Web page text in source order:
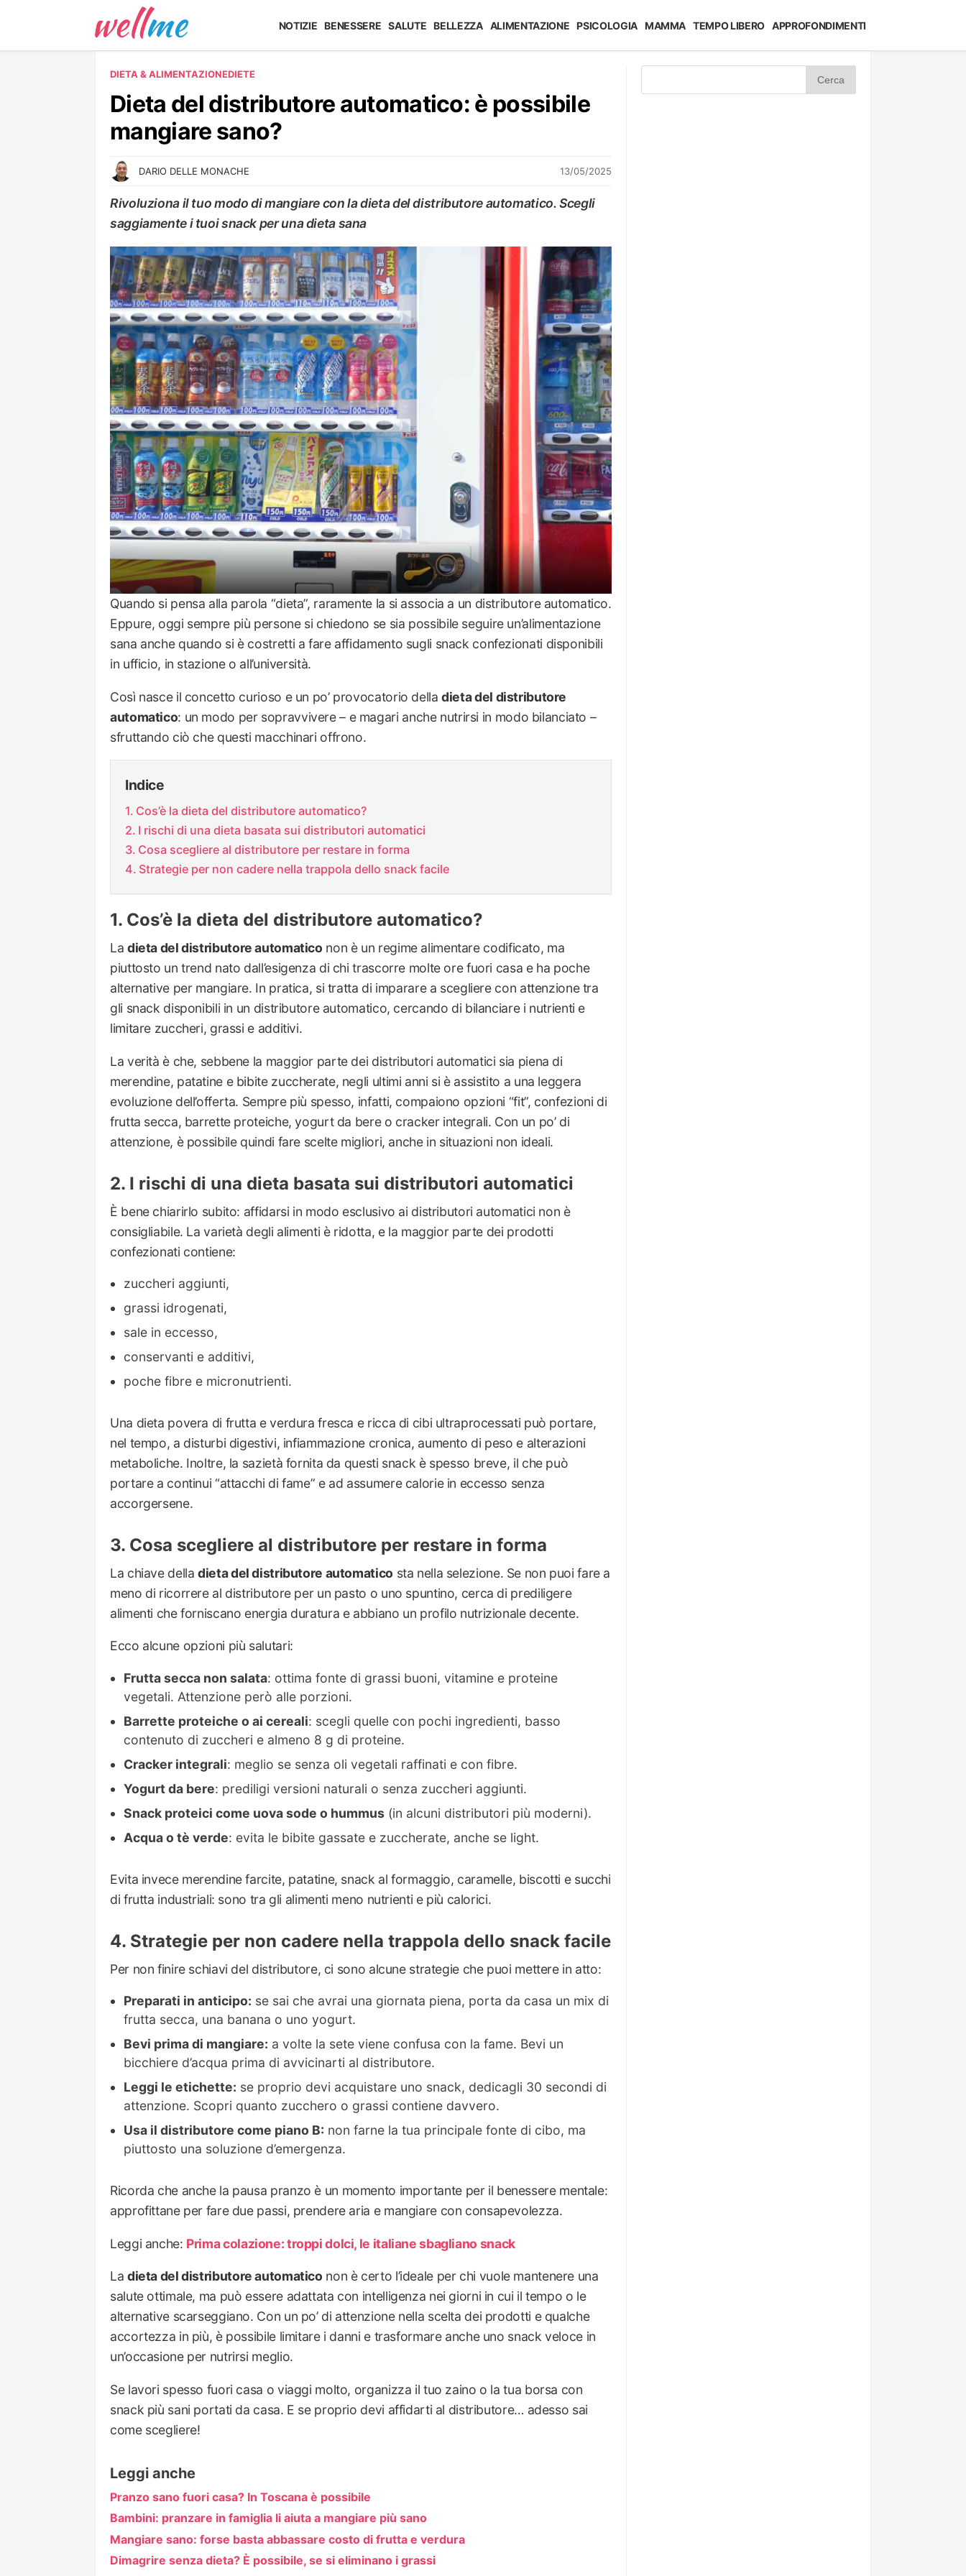
NOTIZIE BENESSERE SALUTE BELLEZZA ALIMENTAZIONE PSICOLOGIA MAMMA TEMPO LIBERO APPROFONDIMENTI
DIETA & ALIMENTAZIONEDIETE
Dieta del distributore automatico: è possibile
mangiare sano?
DARIO DELLE MONACHE 13/05/2025
Rivoluziona il tuo modo di mangiare con la dieta del distributore automatico. Scegli
saggiamente i tuoi snack per una dieta sana
DIETE
Quando si pensa alla parola “dieta”, raramente la si associa a un distributore automatico.
Eppure, oggi sempre più persone si chiedono se sia possibile seguire un’alimentazione
sana anche quando si è costretti a fare affidamento sugli snack confezionati disponibili
in ufficio, in stazione o all’università.
Così nasce il concetto curioso e un po’ provocatorio delladieta del distributore
automatico: un modo per sopravvivere – e magari anche nutrirsi in modo bilanciato –
sfruttando ciò che questi macchinari offrono.
Indice
Cos’è la dieta del distributore automatico?
I rischi di una dieta basata sui distributori automatici
Cosa scegliere al distributore per restare in forma
Strategie per non cadere nella trappola dello snack facile
Cos’è la dieta del distributore automatico?
La dieta del distributore automatico non è un regime alimentare codificato, ma
piuttosto un trend nato dall’esigenza di chi trascorre molte ore fuori casa e ha poche
alternative per mangiare. In pratica, si tratta di imparare a scegliere con attenzione tra
gli snack disponibili in un distributore automatico, cercando di bilanciare i nutrienti e
limitare zuccheri, grassi e additivi.
La verità è che, sebbene la maggior parte dei distributori automatici sia piena di
merendine, patatine e bibite zuccherate, negli ultimi anni si è assistito a una leggera
evoluzione dell’offerta. Sempre più spesso, infatti, compaiono opzioni “fit”, confezioni di
frutta secca, barrette proteiche, yogurt da bere o cracker integrali. Con un po’ di
attenzione, è possibile quindi fare scelte migliori, anche in situazioni non ideali.
I rischi di una dieta basata sui distributori automatici
È bene chiarirlo subito: affidarsi in modo esclusivo ai distributori automatici non è
consigliabile. La varietà degli alimenti è ridotta, e la maggior parte dei prodotti
confezionati contiene:
zuccheri aggiunti,
grassi idrogenati,
sale in eccesso,
conservanti e additivi,
poche fibre e micronutrienti.
Una dieta povera di frutta e verdura fresca e ricca di cibi ultraprocessati può portare,
nel tempo, a disturbi digestivi, infiammazione cronica, aumento di peso e alterazioni
metaboliche. Inoltre, la sazietà fornita da questi snack è spesso breve, il che può
portare a continui “attacchi di fame” e ad assumere calorie in eccesso senza
accorgersene.
Cosa scegliere al distributore per restare in forma
La chiave delladieta del distributore automatico sta nella selezione. Se non puoi fare a
meno di ricorrere al distributore per un pasto o uno spuntino, cerca di prediligere
alimenti che forniscano energia duratura e abbiano un profilo nutrizionale decente.
Ecco alcune opzioni più salutari:
Frutta secca non salata: ottima fonte di grassi buoni, vitamine e proteine
vegetali. Attenzione però alle porzioni.
Barrette proteiche o ai cereali: scegli quelle con pochi ingredienti, basso
contenuto di zuccheri e almeno 8 g di proteine.
Cracker integrali: meglio se senza oli vegetali raffinati e con fibre.
Yogurt da bere: prediligi versioni naturali o senza zuccheri aggiunti.
Snack proteici come uova sode o hummus (in alcuni distributori più moderni).
Acqua o tè verde: evita le bibite gassate e zuccherate, anche se light.
Evita invece merendine farcite, patatine, snack al formaggio, caramelle, biscotti e succhi
di frutta industriali: sono tra gli alimenti meno nutrienti e più calorici.
Strategie per non cadere nella trappola dello snack facile
Per non finire schiavi del distributore, ci sono alcune strategie che puoi mettere in atto:
Preparati in anticipo: se sai che avrai una giornata piena, porta da casa un mix di
frutta secca, una banana o uno yogurt.
Bevi prima di mangiare: a volte la sete viene confusa con la fame. Bevi un
bicchiere d’acqua prima di avvicinarti al distributore.
Leggi le etichette: se proprio devi acquistare uno snack, dedicagli 30 secondi di
attenzione. Scopri quanto zucchero o grassi contiene davvero.
Usa il distributore come piano B: non farne la tua principale fonte di cibo, ma
piuttosto una soluzione d’emergenza.
Ricorda che anche la pausa pranzo è un momento importante per il benessere mentale:
approfittane per fare due passi, prendere aria e mangiare con consapevolezza.
Leggi anche: Prima colazione: troppi dolci, le italiane sbagliano snack
La dieta del distributore automatico non è certo l’ideale per chi vuole mantenere una
salute ottimale, ma può essere adattata con intelligenza nei giorni in cui il tempo o le
alternative scarseggiano. Con un po’ di attenzione nella scelta dei prodotti e qualche
accortezza in più, è possibile limitare i danni e trasformare anche uno snack veloce in
un’occasione per nutrirsi meglio.
Se lavori spesso fuori casa o viaggi molto, organizza il tuo zaino o la tua borsa con
snack più sani portati da casa. E se proprio devi affidarti al distributore… adesso sai
come scegliere!
Leggi anche
Pranzo sano fuori casa? In Toscana è possibile
Bambini: pranzare in famiglia li aiuta a mangiare più sano
Mangiare sano: forse basta abbassare costo di frutta e verdura
Dimagrire senza dieta? È possibile, se si eliminano i grassi